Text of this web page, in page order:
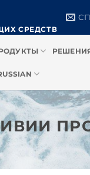
СРЕДСТВ